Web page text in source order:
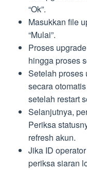
“Ok”.
Masukkan file
“Mulai”.
Proses
hingga proses
Setelah proses
secara
setelah restart
Selanjutnya,
Periksa
refresh akun.
Jika ID
periksa siaran